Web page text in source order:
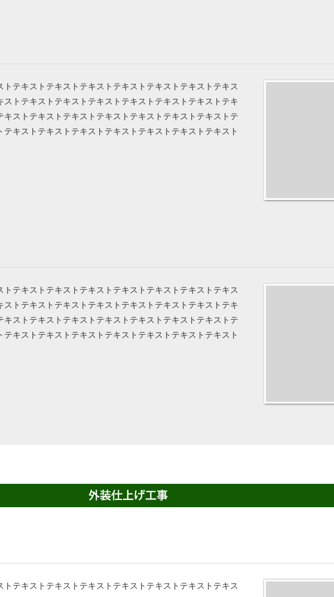
テキストテキストテキストテキストテキストテキストテキス
トテキストテキストテキストテキストテキストテキストテキ
ストテキストテキストテキストテキストテキストテキストテ
キストテキストテキストテキストテキストテキストテキスト
テキストテキストテキストテキストテキストテキストテキス
トテキストテキストテキストテキストテキストテキストテキ
ストテキストテキストテキストテキストテキストテキストテ
キストテキストテキストテキストテキストテキストテキスト
テキストテキストテキストテキストテキストテキストテキス